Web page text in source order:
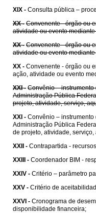
XIX - Consulta pública –
XX - Convenente - órgão ou
atividade ou evento
XX - Convenente - órgão ou
atividade ou evento
XX - Convenente - órgão ou
ação, atividade ou evento
XXI - Convênio –
Administração Pública
projeto, atividade, serviço,
XXI - Convênio –
Administração Pública
de projeto, atividade,
XXII - Contrapartida -
XXIII - Coordenador BIM -
XXIV - Critério – parâmetro
XXV - Critério de
XXVI - Cronograma de
disponibilidade financeira;